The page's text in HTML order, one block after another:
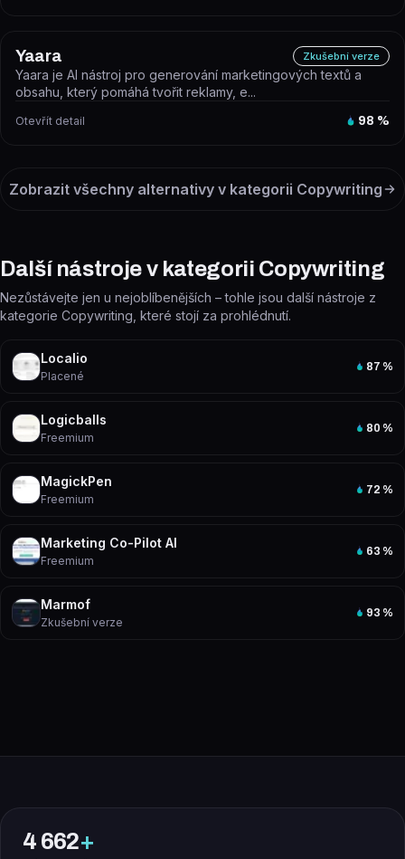
Yaara Zkušební verze
Yaara je AI nástroj pro generování marketingových textů a
obsahu, který pomáhá tvořit reklamy, e...
Otevřít detail 98 %
Zobrazit všechny alternativy v kategorii Copywriting
Další nástroje v kategorii Copywriting
Nezůstávejte jen u nejoblíbenějších – tohle jsou další nástroje z
kategorie Copywriting, které stojí za prohlédnutí.
Localio
Placené
87 %
Logicballs
Freemium
80 %
MagickPen
Freemium
72 %
Marketing Co-Pilot AI
Freemium
63 %
Marmof
Zkušební verze
93 %
4 662+